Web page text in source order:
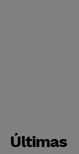
Últimas